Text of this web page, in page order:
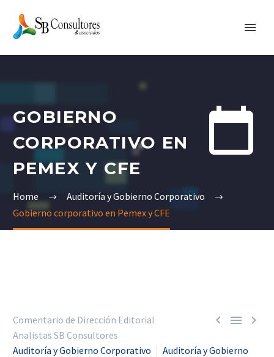


GOBIERNO
CORPORATIVO EN
PEMEX Y CFE
Home
Auditoría y Gobierno Corporativo
Gobierno corporativo en Pemex y CFE
  
Comentario de Dirección Editorial
Analistas SB Consultores
Auditoría y Gobierno Corporativo
Auditoría y Gobierno